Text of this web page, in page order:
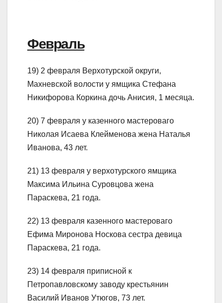
Февраль
19) 2 февраля Верхотурской округи,
Махневской волости у ямщика Стефана
Никифорова Коркина дочь Анисия, 1 месяца.
20) 7 февраля у казенного мастероваго
Николая Исаева Клейменова жена Наталья
Иванова, 43 лет.
21) 13 февраля у верхотурского ямщика
Максима Ильина Суровцова жена
Параскева, 21 года.
22) 13 февраля казенного мастероваго
Ефима Миронова Носкова сестра девица
Параскева, 21 года.
23) 14 февраля приписной к
Петропавловскому заводу крестьянин
Василий Иванов Утюгов, 73 лет.